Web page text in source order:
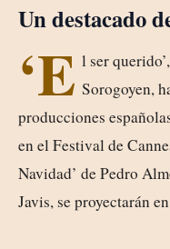
Un destacado
‘E l ser
Sorogoyen,
producciones
en el Festival de
Navidad’ de Pedro
Javis, se proyectarán